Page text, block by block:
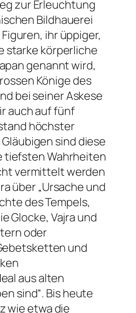
zur Erleuchtung
Bildhauerei
ihr üppiger,
starke körperliche
genannt wird,
Könige des
bei seiner Askese
auch auf fünf
höchster
sind diese
tiefsten Wahrheiten
vermittelt werden
über „Ursache und
des Tempels,
Glocke, Vajra und
oder
und
aus alten
sind“. Bis heute
wie etwa die